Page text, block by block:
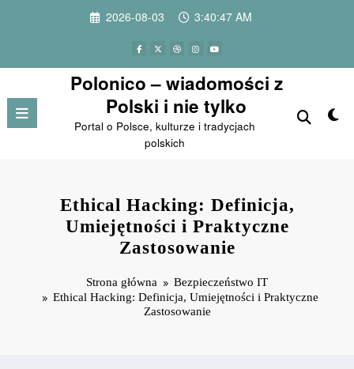
2026-08-03 3:40:48 AM
Polonico – wiadomości z
Polski i nie tylko
Portal o Polsce, kulturze i tradycjach
polskich
Ethical Hacking: Definicja,
Umiejętności i Praktyczne
Zastosowanie
Strona główna
Bezpieczeństwo IT
Ethical Hacking: Definicja, Umiejętności i Praktyczne
Zastosowanie